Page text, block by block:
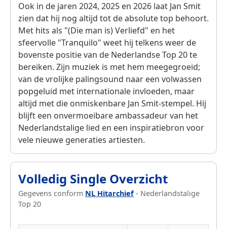
Ook in de jaren 2024, 2025 en 2026 laat Jan Smit
zien dat hij nog altijd tot de absolute top behoort.
Met hits als "(Die man is) Verliefd" en het
sfeervolle "Tranquilo" weet hij telkens weer de
bovenste positie van de Nederlandse Top 20 te
bereiken. Zijn muziek is met hem meegegroeid;
van de vrolijke palingsound naar een volwassen
popgeluid met internationale invloeden, maar
altijd met die onmiskenbare Jan Smit-stempel. Hij
blijft een onvermoeibare ambassadeur van het
Nederlandstalige lied en een inspiratiebron voor
vele nieuwe generaties artiesten.
Volledig Single Overzicht
Gegevens conform NL Hitarchief - Nederlandstalige
Top 20